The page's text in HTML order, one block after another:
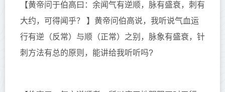
【黄帝问于伯高曰：余闻气有逆顺，脉有盛衰，刺有
大约，可得闻乎？ 】 黄帝问伯高说，我听说气血运
行有逆（反常）与顺（正常）之别，脉象有盛衰，针
刺方法有总的原则，能讲给我听听吗?